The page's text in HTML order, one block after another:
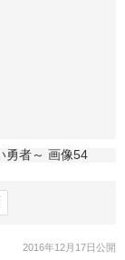
2016年12月17日公開